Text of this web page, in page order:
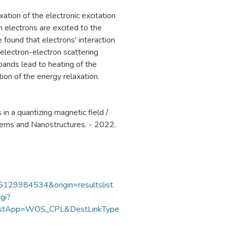
of the electronic excitation
electrons are excited to the
that electrons' interaction
electron scattering
lead to heating of the
a quantizing magnetic field /